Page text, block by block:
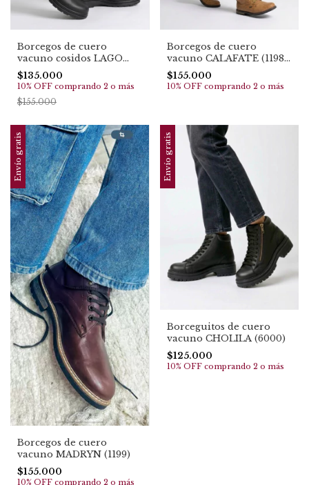
Borcegos de cuero
vacuno cosidos LAGO
PUELO (1189)
$135.000
10% OFF comprando 2 o más
$155.000
Borcegos de cuero
vacuno CALAFATE (1198)
TOP EN VENTAS
$155.000
10% OFF comprando 2 o más
Envío gratis
Borcegos de cuero
vacuno MADRYN (1199)
$155.000
10% OFF comprando 2 o más
Envío gratis
Borceguitos de cuero
vacuno CHOLILA (6000)
$125.000
10% OFF comprando 2 o más